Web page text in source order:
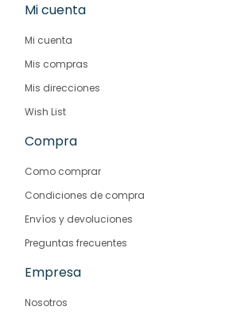
Mi cuenta
Mi cuenta
Mis compras
Mis direcciones
Wish List
Compra
Como comprar
Condiciones de compra
Envíos y devoluciones
Preguntas frecuentes
Empresa
Nosotros